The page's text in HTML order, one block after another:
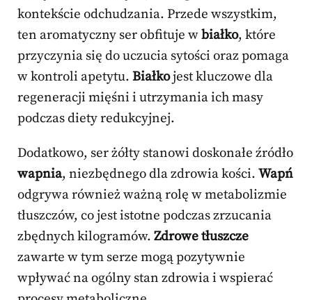
kontekście odchudzania. Przede wszystkim,
ten aromatyczny ser obfituje wbiałko, które
przyczynia się do uczucia sytości oraz pomaga
w kontroli apetytu. Białkojest kluczowe dla
regeneracji mięśni i utrzymania ich masy
podczas diety redukcyjnej.
Dodatkowo, ser żółty stanowi doskonałe źródło
wapnia, niezbędnego dla zdrowia kości. Wapń
odgrywa również ważną rolę w metabolizmie
tłuszczów, co jest istotne podczas zrzucania
zbędnych kilogramów. Zdrowe tłuszcze
zawarte w tym serze mogą pozytywnie
wpływać na ogólny stan zdrowia i wspierać